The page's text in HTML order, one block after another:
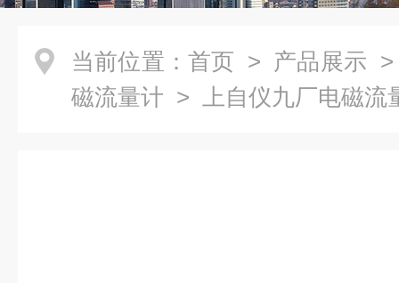
当前位置： 首页 > 产品展示
磁流量计 > 上自仪九厂电磁流